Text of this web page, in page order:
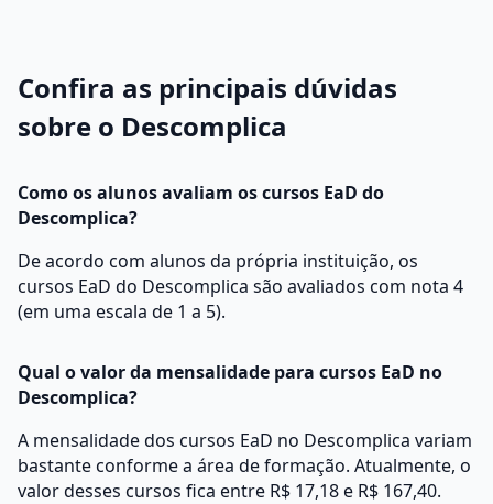
Confira as principais dúvidas
sobre o Descomplica
Como os alunos avaliam os cursos EaD do
Descomplica?
De acordo com alunos da própria instituição, os
cursos EaD do Descomplica são avaliados com nota 4
(em uma escala de 1 a 5).
Qual o valor da mensalidade para cursos EaD no
Descomplica?
A mensalidade dos cursos EaD no Descomplica variam
bastante conforme a área de formação. Atualmente, o
valor desses cursos fica entre R$ 17,18 e R$ 167,40.